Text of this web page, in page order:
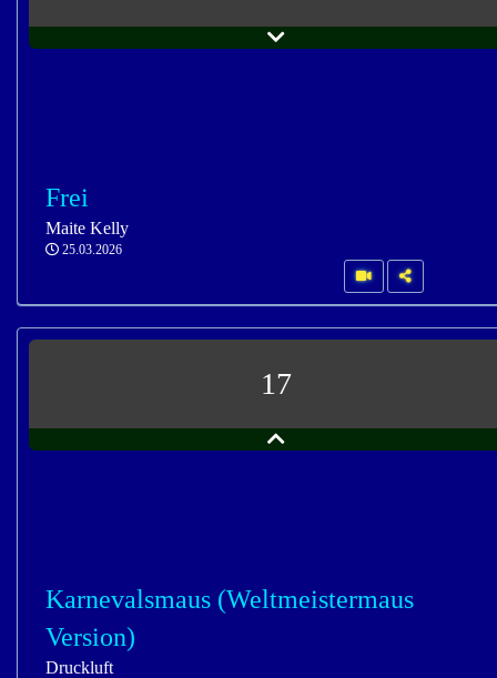
Frei
Maite Kelly
25.03.2026
17
Karnevalsmaus (Weltmeistermaus
Version)
Druckluft